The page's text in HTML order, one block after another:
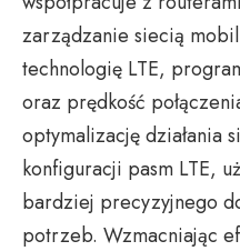
zarządzanie siecią
technologię LTE,
oraz prędkość
optymalizację działania
konfiguracji pasm LTE,
bardziej precyzyjnego
potrzeb. Wzmacniając